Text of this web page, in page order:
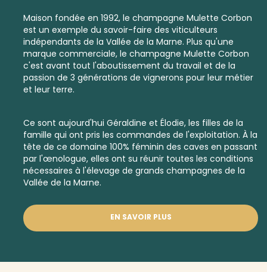
Maison fondée en 1992, le champagne Mulette Corbon
est un exemple du savoir-faire des viticulteurs
indépendants de la Vallée de la Marne. Plus qu'une
marque commerciale, le champagne Mulette Corbon
c'est avant tout l'aboutissement du travail et de la
passion de 3 générations de vignerons pour leur métier
et leur terre.
Ce sont aujourd'hui Géraldine et Élodie, les filles de la
famille qui ont pris les commandes de l'exploitation. À la
tête de ce domaine 100% féminin des caves en passant
par l'œnologue, elles ont su réunir toutes les conditions
nécessaires à l'élevage de grands champagnes de la
Vallée de la Marne.
EN SAVOIR PLUS